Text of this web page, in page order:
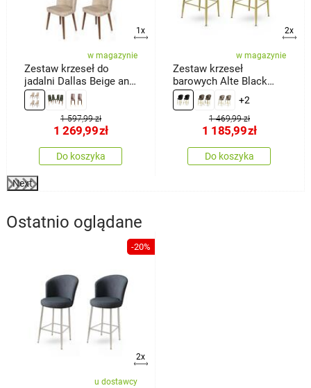
1x
w magazynie
Zestaw krzeseł do
jadalni Dallas Beige and
Brown, 4 szt.
1 597,99 zł
1 269,99zł
Do koszyka
2x
w magazynie
Zestaw krzeseł
barowych Alte Black
and Gold, 2 szt.+2
1 469,99 zł
1 185,99zł
Do koszyka
Next
Ostatnio oglądane
-20%
2x
u dostawcy